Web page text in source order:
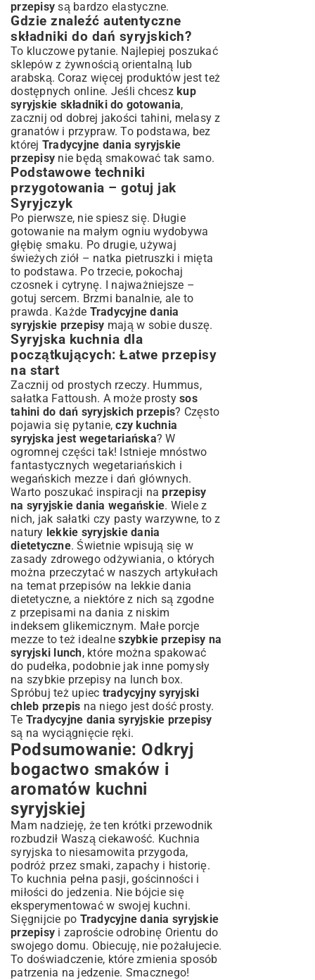
przepisy są bardzo elastyczne.
Gdzie znaleźć autentyczne
składniki do dań syryjskich?
To kluczowe pytanie. Najlepiej poszukać
sklepów z żywnością orientalną lub
arabską. Coraz więcej produktów jest też
dostępnych online. Jeśli chcesz kup
syryjskie składniki do gotowania,
zacznij od dobrej jakości tahini, melasy z
granatów i przypraw. To podstawa, bez
której Tradycyjne dania syryjskie
przepisy nie będą smakować tak samo.
Podstawowe techniki
przygotowania – gotuj jak
Syryjczyk
Po pierwsze, nie spiesz się. Długie
gotowanie na małym ogniu wydobywa
głębię smaku. Po drugie, używaj
świeżych ziół – natka pietruszki i mięta
to podstawa. Po trzecie, pokochaj
czosnek i cytrynę. I najważniejsze –
gotuj sercem. Brzmi banalnie, ale to
prawda. Każde Tradycyjne dania
syryjskie przepisy mają w sobie duszę.
Syryjska kuchnia dla
początkujących: Łatwe przepisy
na start
Zacznij od prostych rzeczy. Hummus,
sałatka Fattoush. A może prosty sos
tahini do dań syryjskich przepis? Często
pojawia się pytanie,czy kuchnia
syryjska jest wegetariańska? W
ogromnej części tak! Istnieje mnóstwo
fantastycznych wegetariańskich i
wegańskich mezze i dań głównych.
Warto poszukać inspiracji naprzepisy
na syryjskie dania wegańskie. Wiele z
nich, jak sałatki czy pasty warzywne, to z
natury lekkie syryjskie dania
dietetyczne. Świetnie wpisują się w
zasady zdrowego odżywiania, o których
można przeczytać w naszych artykułach
na temat przepisów na lekkie dania
dietetyczne, a niektóre z nich są zgodne
z przepisami na dania z niskim
indeksem glikemicznym. Małe porcje
mezze to też idealneszybkie przepisy na
syryjski lunch, które można spakować
do pudełka, podobnie jak inne pomysły
na szybkie przepisy na lunch box.
Spróbuj też upiec tradycyjny syryjski
chleb przepis na niego jest dość prosty.
Te Tradycyjne dania syryjskie przepisy
są na wyciągnięcie ręki.
Podsumowanie: Odkryj
bogactwo smaków i
aromatów kuchni
syryjskiej
Mam nadzieję, że ten krótki przewodnik
rozbudził Waszą ciekawość. Kuchnia
syryjska to niesamowita przygoda,
podróż przez smaki, zapachy i historię.
To kuchnia pełna pasji, gościnności i
miłości do jedzenia. Nie bójcie się
eksperymentować w swojej kuchni.
Sięgnijcie po Tradycyjne dania syryjskie
przepisy i zaproście odrobinę Orientu do
swojego domu. Obiecuję, nie pożałujecie.
To doświadczenie, które zmienia sposób
patrzenia na jedzenie. Smacznego!